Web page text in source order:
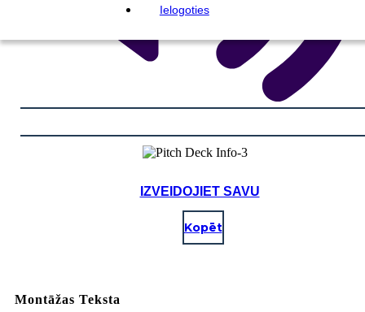
Ielogoties
IZVEIDOJIET SAVU
Kopēt
Montāžas Teksta